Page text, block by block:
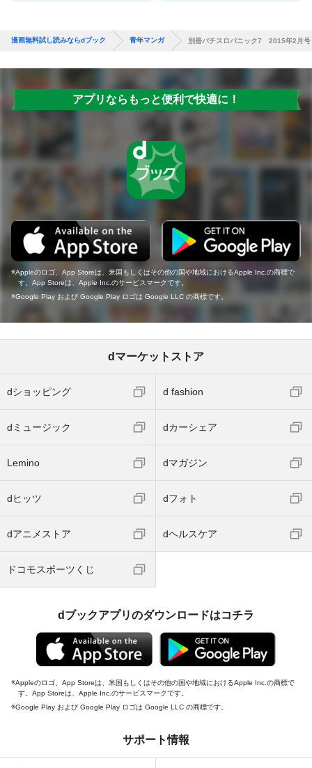
漫画無料試し読みならdブック 青年マンガ 別冊パチスロパニック7 2015年2月号
アプリならもっと便利で快適に！
Appleのロゴ、App Storeは、米国もしくはその他の国や地域におけるApple Inc.の商標で
す。App Storeは、Apple Inc.のサービスマークです。
Google Play および Google Play ロゴは Google LLC の商標です。
dマーケットストア
dショッピング d fashion
dミュージック dカーシェア
Lemino dマガジン
dヒッツ dフォト
dアニメストア dヘルスケア
ドコモスポーツくじ
dブックアプリのダウンロードはコチラ
Appleのロゴ、App Storeは、米国もしくはその他の国や地域におけるApple Inc.の商標で
す。App Storeは、Apple Inc.のサービスマークです。
Google Play および Google Play ロゴは Google LLC の商標です。
サポート情報